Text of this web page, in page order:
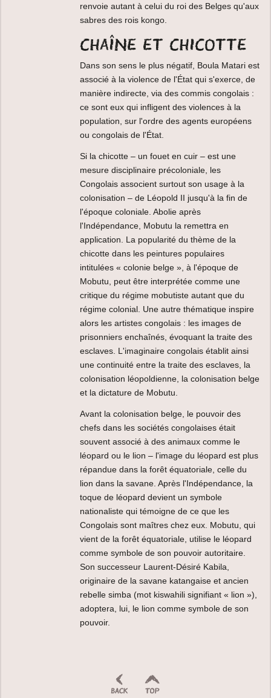
renvoie autant à celui du roi des Belges qu'aux
sabres des rois kongo.
Chaîne et chicotte
Dans son sens le plus négatif, Boula Matari est
associé à la violence de l'État qui s'exerce, de
manière indirecte, via des commis congolais :
ce sont eux qui infligent des violences à la
population, sur l'ordre des agents européens
ou congolais de l'État.
Si la chicotte – un fouet en cuir – est une
mesure disciplinaire précoloniale, les
Congolais associent surtout son usage à la
colonisation – de Léopold II jusqu'à la fin de
l'époque coloniale. Abolie après
l'Indépendance, Mobutu la remettra en
application. La popularité du thème de la
chicotte dans les peintures populaires
intitulées « colonie belge », à l'époque de
Mobutu, peut être interprétée comme une
critique du régime mobutiste autant que du
régime colonial. Une autre thématique inspire
alors les artistes congolais : les images de
prisonniers enchaînés, évoquant la traite des
esclaves. L'imaginaire congolais établit ainsi
une continuité entre la traite des esclaves, la
colonisation léopoldienne, la colonisation belge
et la dictature de Mobutu.
Avant la colonisation belge, le pouvoir des
chefs dans les sociétés congolaises était
souvent associé à des animaux comme le
léopard ou le lion – l'image du léopard est plus
répandue dans la forêt équatoriale, celle du
lion dans la savane. Après l'Indépendance, la
toque de léopard devient un symbole
nationaliste qui témoigne de ce que les
Congolais sont maîtres chez eux. Mobutu, qui
vient de la forêt équatoriale, utilise le léopard
comme symbole de son pouvoir autoritaire.
Son successeur Laurent-Désiré Kabila,
originaire de la savane katangaise et ancien
rebelle simba (mot kiswahili signifiant « lion »),
adoptera, lui, le lion comme symbole de son
pouvoir.